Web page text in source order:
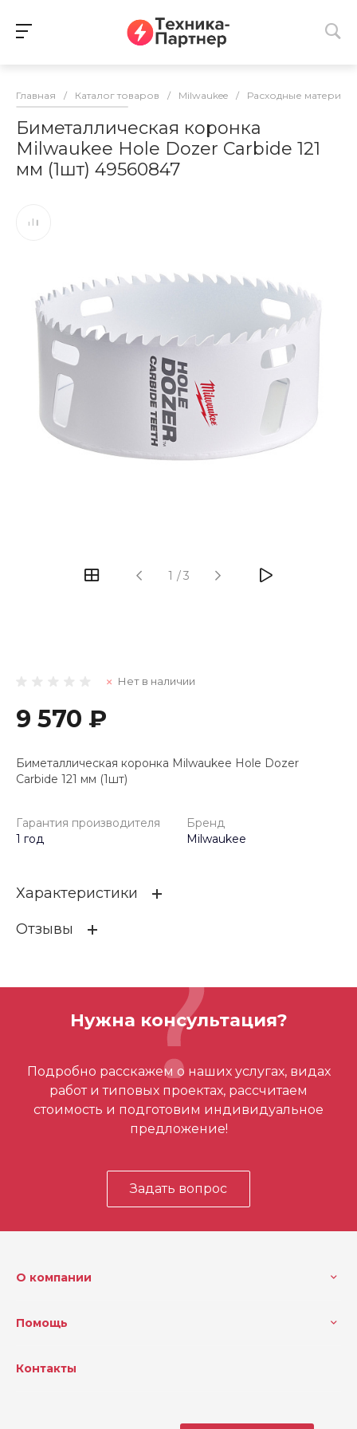
Главная / Каталог товаров / Milwaukee / Расходные
Биметаллическая коронка
Milwaukee Hole Dozer Carbide 121
мм (1шт) 49560847
1 /3
Нет в наличии
9 570 ₽
Биметаллическая коронка Milwaukee Hole Dozer
Carbide 121 мм (1шт)
Гарантия производителя
1 год
Бренд
Milwaukee
Характеристики
Гарантия производителя
Отзывы
Отзывов ещё нет – ваш может стать
первым
Нужна консультация?
Подробно расскажем о наших услугах, видах
работ и типовых проектах, рассчитаем
стоимость и подготовим индивидуальное
предложение!
Задать вопрос
О компании
Помощь
Контакты